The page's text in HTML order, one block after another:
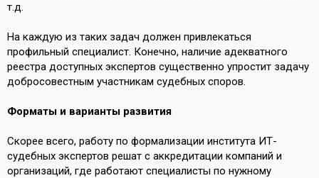
т.д.
На каждую из таких задач должен привлекаться
профильный специалист. Конечно, наличие адекватного
реестра доступных экспертов существенно упростит задачу
добросовестным участникам судебных споров.
Форматы и варианты развития
Скорее всего, работу по формализации института ИТ-
судебных экспертов решат с аккредитации компаний и
организаций, где работают специалисты по нужному